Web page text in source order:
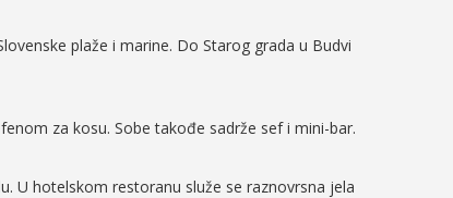
plaže i marine. Do Starog grada u Budvi
za kosu. Sobe takođe sadrže sef i mini-bar.
U hotelskom restoranu služe se raznovrsna jela